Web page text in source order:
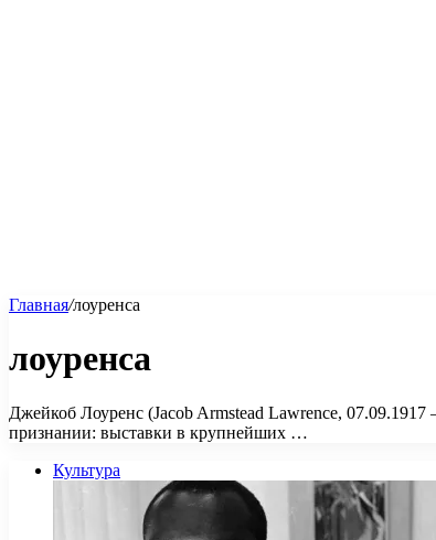
Главная/лоуренса
лоуренса
Джейкоб Лоуренс (Jacob Armstead Lawrence,
признании: выставки в крупнейших …
Культура